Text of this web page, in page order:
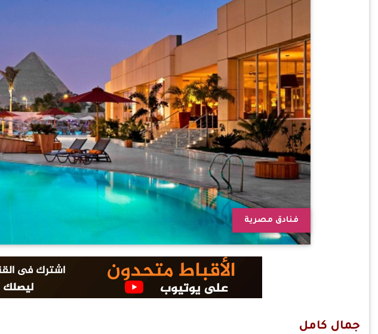
فنادق مصرية
جمال كامل